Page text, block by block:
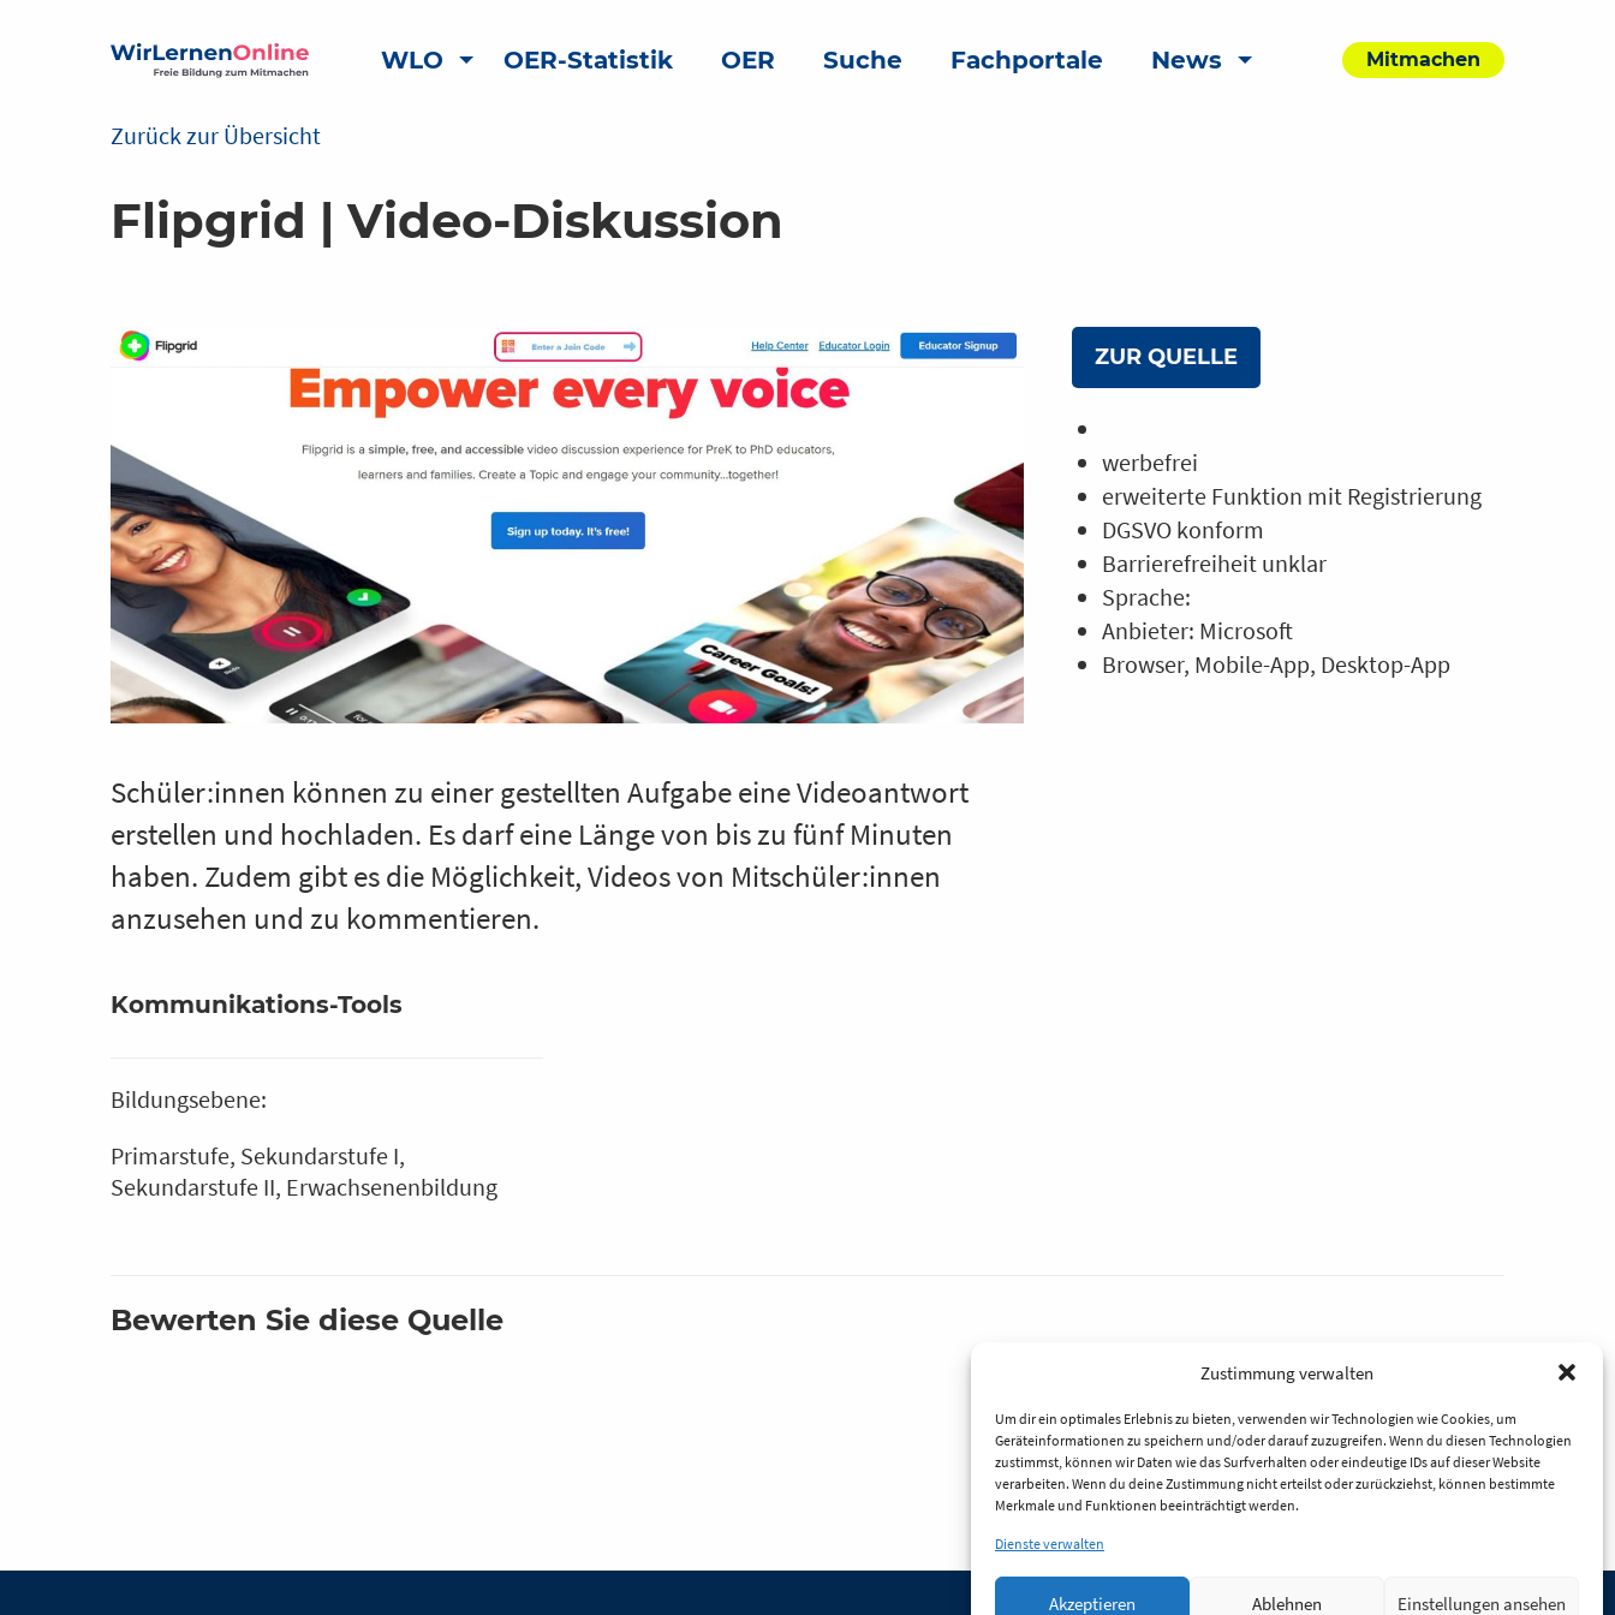
Zustimmung verwalten
Um dir ein optimales Erlebnis zu bieten, verwenden wir Technologien wie Cookies, um
Geräteinformationen zu speichern und/oder darauf zuzugreifen. Wenn du diesen Technologien
zustimmst, können wir Daten wie das Surfverhalten oder eindeutige IDs auf dieser Website
verarbeiten. Wenn du deine Zustimmung nicht erteilst oder zurückziehst, können bestimmte
Merkmale und Funktionen beeinträchtigt werden.
Dienste verwalten
Akzeptieren Ablehnen Einstellungen ansehen
WLO OER-Statistik OER Suche Fachportale News Mitmachen
Zurück zur Übersicht
Flipgrid | Video-Diskussion
Schüler:innen können zu einer gestellten Aufgabe eine Videoantwort
erstellen und hochladen. Es darf eine Länge von bis zu fünf Minuten
haben. Zudem gibt es die Möglichkeit, Videos von Mitschüler:innen
anzusehen und zu kommentieren.
Kommunikations-Tools
Bildungsebene:
Primarstufe Sekundarstufe I
Sekundarstufe II Erwachsenenbildung
ZUR QUELLE
werbefrei
erweiterte Funktion mit Registrierung
DGSVO konform
Barrierefreiheit unklar
Sprache:
Anbieter: Microsoft
Browser Mobile-App Desktop-App
Bewerten Sie diese Quelle